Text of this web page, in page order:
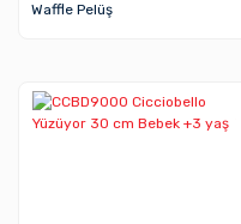
Waffle Pelüş